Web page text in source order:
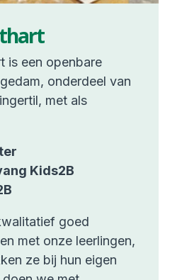
is een openbare
onderdeel van
met als
Kids2B
goed
met onze leerlingen,
ze bij hun eigen